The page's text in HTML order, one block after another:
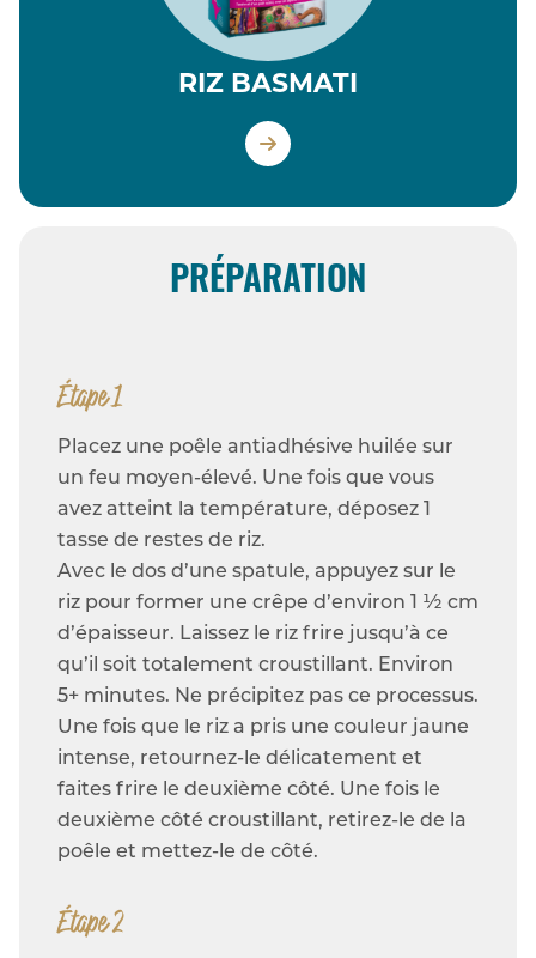
RIZ BASMATI
PRÉPARATION
Étape 1
Placez une poêle antiadhésive huilée sur
un feu moyen-élevé. Une fois que vous
avez atteint la température, déposez 1
tasse de restes de riz.
Avec le dos d’une spatule, appuyez sur le
riz pour former une crêpe d’environ 1 ½ cm
d’épaisseur. Laissez le riz frire jusqu’à ce
qu’il soit totalement croustillant. Environ
5+ minutes. Ne précipitez pas ce processus.
Une fois que le riz a pris une couleur jaune
intense, retournez-le délicatement et
faites frire le deuxième côté. Une fois le
deuxième côté croustillant, retirez-le de la
poêle et mettez-le de côté.
Étape 2